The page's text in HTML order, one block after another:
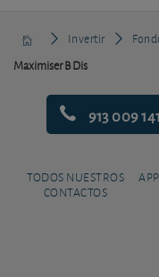
Invertir
Maximiser B Dis
913 009 141
TODOS NUESTROS
CONTACTOS